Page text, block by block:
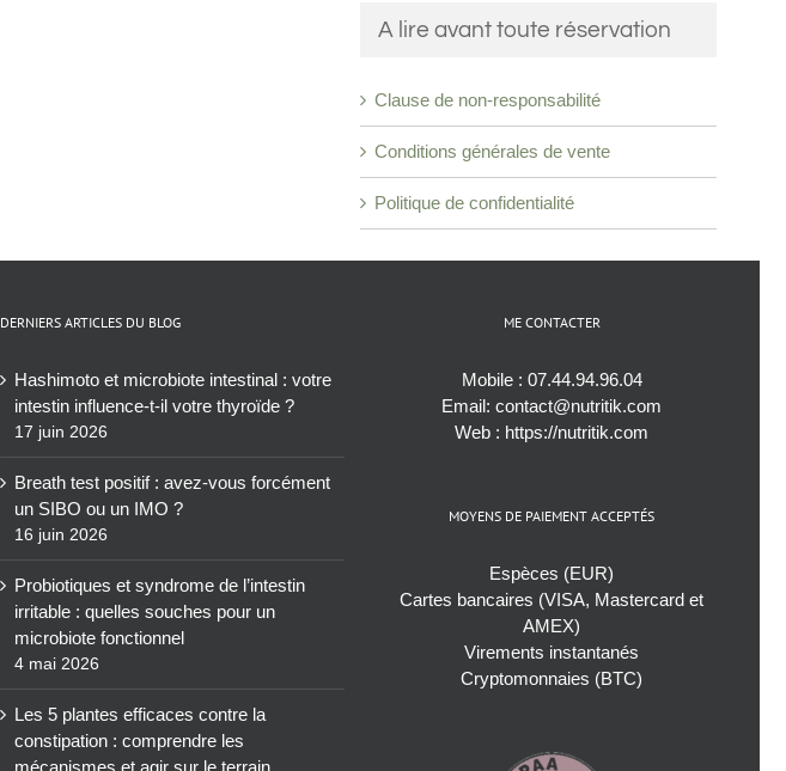
A lire avant toute réservation
Clause de non-responsabilité
Conditions générales de vente
Politique de confidentialité
DERNIERS ARTICLES DU BLOG
Hashimoto et microbiote intestinal : votre
intestin influence-t-il votre thyroïde ?
17 juin 2026
Breath test positif : avez-vous forcément
un SIBO ou un IMO ?
16 juin 2026
Probiotiques et syndrome de l’intestin
irritable : quelles souches pour un
microbiote fonctionnel
4 mai 2026
Les 5 plantes efficaces contre la
constipation : comprendre les
mécanismes et agir sur le terrain
ME CONTACTER
Mobile : 07.44.94.96.04
Email:contact@nutritik.com
Web : https://nutritik.com
MOYENS DE PAIEMENT ACCEPTÉS
Espèces (EUR)
Cartes bancaires (VISA, Mastercard et
AMEX)
Virements instantanés
Cryptomonnaies (BTC)